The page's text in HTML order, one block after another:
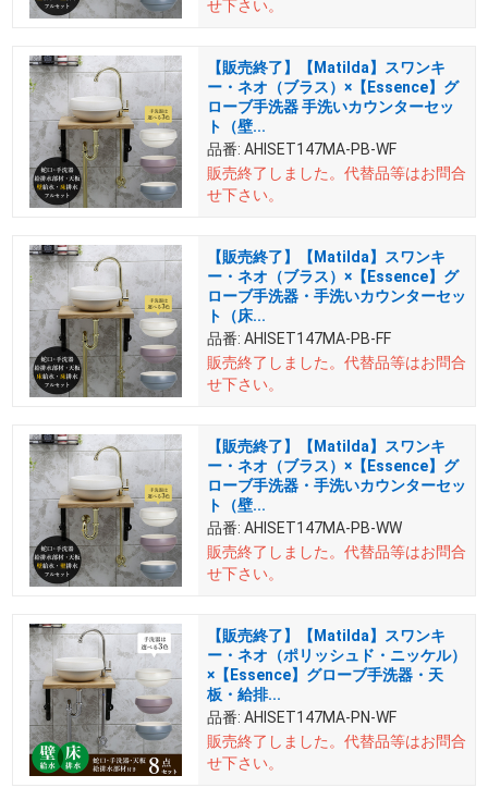
せ下さい。
【販売終了】【Matilda】スワンキ
ー・ネオ（ブラス）×【Essence】グ
ローブ手洗器 手洗いカウンターセッ
ト（壁...
品番: AHISET147MA-PB-WF
販売終了しました。 代替品等はお問合
せ下さい。
【販売終了】【Matilda】スワンキ
ー・ネオ（ブラス）×【Essence】グ
ローブ手洗器・手洗いカウンターセッ
ト（床...
品番: AHISET147MA-PB-FF
販売終了しました。 代替品等はお問合
せ下さい。
【販売終了】【Matilda】スワンキ
ー・ネオ（ブラス）×【Essence】グ
ローブ手洗器・手洗いカウンターセッ
ト（壁...
品番: AHISET147MA-PB-WW
販売終了しました。 代替品等はお問合
せ下さい。
【販売終了】【Matilda】スワンキ
ー・ネオ（ポリッシュド・ニッケル）
×【Essence】グローブ手洗器・天
板・給排...
品番: AHISET147MA-PN-WF
販売終了しました。 代替品等はお問合
せ下さい。